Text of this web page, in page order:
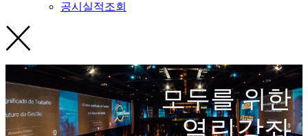
공시실적조회
모두를 위한